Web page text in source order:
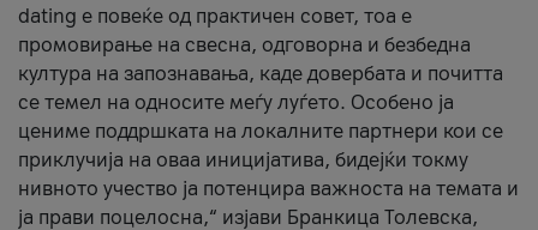
dating е повеќе од практичен совет, тоа е
промовирање на свесна, одговорна и безбедна
култура на запознавања, каде довербата и почитта
се темел на односите меѓу луѓето. Особено ја
цениме поддршката на локалните партнери кои се
приклучија на оваа иницијатива, бидејќи токму
нивното учество ја потенцира важноста на темата и
ја прави поцелосна,“ изјави Бранкица Толевска,